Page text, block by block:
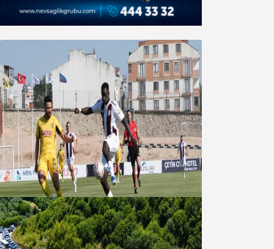
Bandırmaspor’dan 3 gollü başlangıç
08 Ağustos 2026